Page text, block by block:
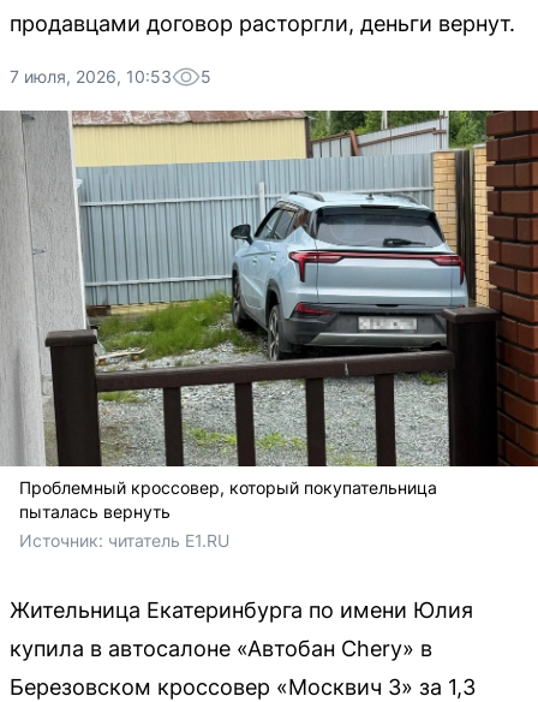
продавцами договор расторгли, деньги вернут.
7 июля, 2026, 10:53 5
Проблемный кроссовер, который покупательница
пыталась вернуть
Источник: читатель E1.RU
Жительница Екатеринбурга по имени Юлия
купила в автосалоне «Автобан Chery» в
Березовском кроссовер «Москвич 3» за 1,3